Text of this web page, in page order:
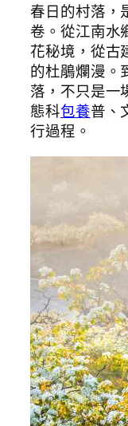
春日的村落，
卷。從江南水
花秘境，從古
的杜鵑爛漫。
落，不只是一
態科包養普、
行過程。